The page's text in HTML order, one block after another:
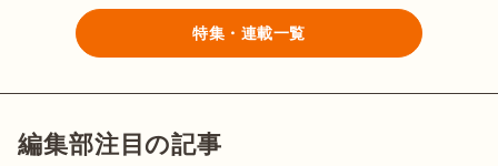
特集・連載一覧
編集部注目の記事